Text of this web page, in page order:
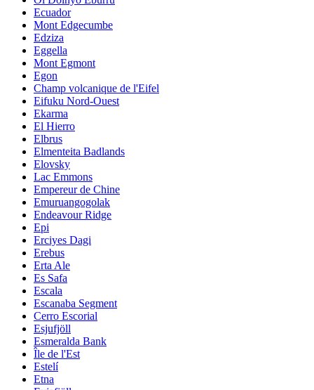
Ecuador
Mont Edgecumbe
Edziza
Eggella
Mont Egmont
Egon
Champ volcanique de l'Eifel
Eifuku Nord-Ouest
Ekarma
El Hierro
Elbrus
Elmenteita Badlands
Elovsky
Lac Emmons
Empereur de Chine
Emuruangogolak
Endeavour Ridge
Epi
Erciyes Dagi
Erebus
Erta Ale
Es Safa
Escala
Escanaba Segment
Cerro Escorial
Esjufjöll
Esmeralda Bank
Île de l'Est
Estelí
Etna